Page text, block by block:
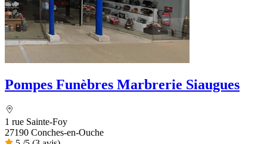
Pompes Funèbres Marbrerie Siaugues
1 rue Sainte-Foy
27190 Conches-en-Ouche